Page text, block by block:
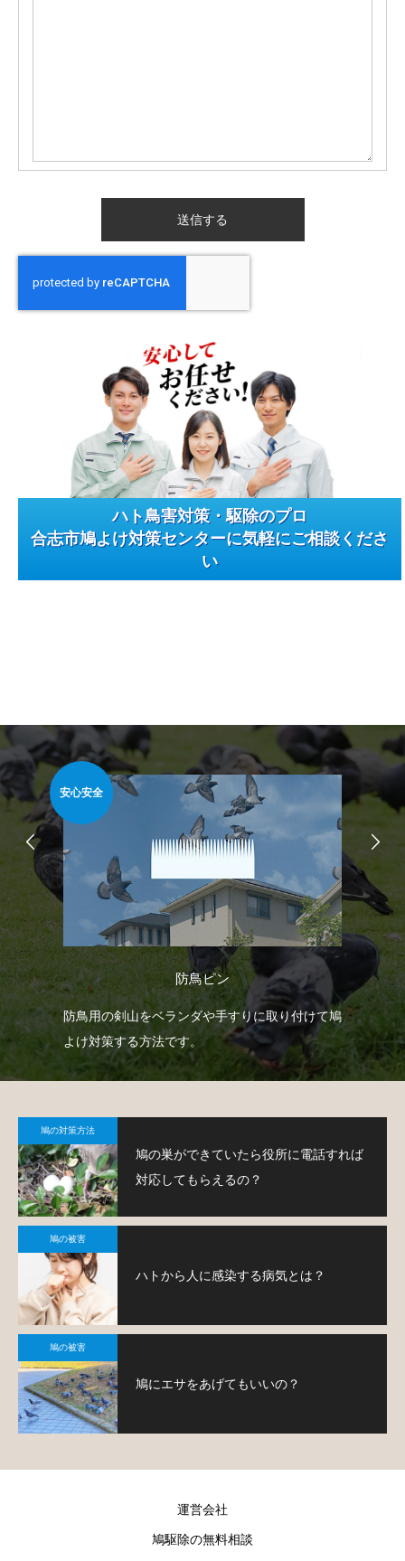
ハト鳥害対策・駆除のプロ
合志市鳩よけ対策センターに気軽にご相談くださ
い
安心安全
防鳥ピン
防鳥用の剣山をベランダや手すりに取り付けて鳩
よけ対策する方法です。
鳩の対策方法
鳩の巣ができていたら役所に電話すれば
対応してもらえるの？
鳩の被害
ハトから人に感染する病気とは？
鳩の被害
鳩にエサをあげてもいいの？
運営会社
鳩駆除の無料相談